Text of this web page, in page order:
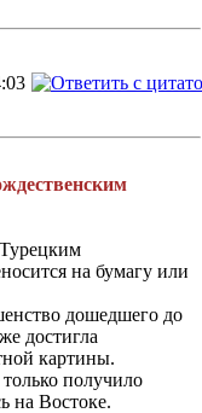
на бумагу или
дошедшего до
достигла
картины.
получило
на Востоке.